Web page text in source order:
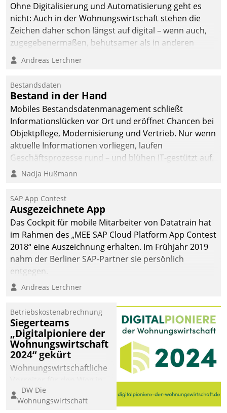
Ohne Digitalisierung und Automatisierung geht es
nicht: Auch in der Wohnungswirtschaft stehen die
Zeichen daher schon längst auf digital – wenn auch,
zugegebenermaßen, behutsamer als in anderen
Branchen.
Andreas Lerchner
Bestandsdaten
Bestand in der Hand
Mobiles Bestandsdatenmanagement schließt
Informationslücken vor Ort und eröffnet Chancen bei
Objektpflege, Modernisierung und Vertrieb. Nur wenn
aktuelle Informationen vorliegen, laufen
Geschäftsprozesse rund – und blühen IT-gestützt auf.
Nadja Hußmann
SAP App Contest
Ausgezeichnete App
Das Cockpit für mobile Mitarbeiter von Datatrain hat
im Rahmen des „MEE SAP Cloud Platform App Contest
2018“ eine Auszeichnung erhalten. Im Frühjahr 2019
nahm der Berliner SAP-Partner sie persönlich
entgegen.
Andreas Lerchner
Betriebskostenabrechnung
Siegerteams
„Digitalpioniere der
Wohnungswirtschaft
2024“ gekürt
Wohnungswirtschaftliche
eine digitale Zukunft zu
finden, ist das Ziel des
DW Die
Wohnungswirtschaft